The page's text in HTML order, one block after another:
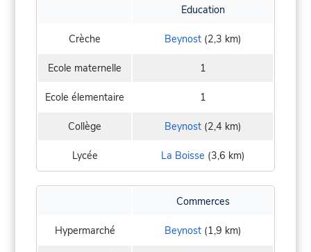
Education
Crèche Beynost(2,3 km)
Ecole maternelle 1
Ecole élementaire 1
Collège Beynost(2,4 km)
Lycée La Boisse (3,6 km)
Commerces
Hypermarché Beynost(1,9 km)